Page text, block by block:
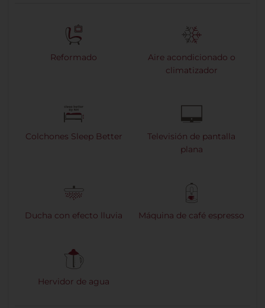
Reformado
Aire acondicionado o
climatizador
Colchones Sleep Better
Televisión de pantalla
plana
Ducha con efecto lluvia Máquina de café espresso
Hervidor de agua